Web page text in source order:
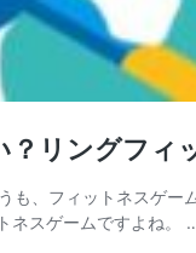
？リングフ
、フィットネスゲー
ネスゲームですよね。